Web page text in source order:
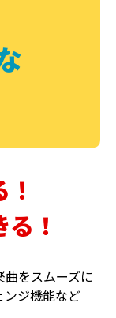
PHASER！
をスムーズに
ンジ機能など